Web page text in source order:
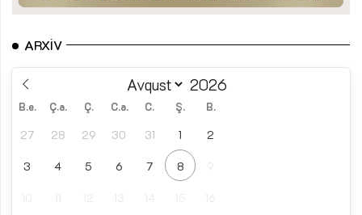
ARXIV
B.e. Ç.a. Ç. C.a. C. Ş. B.
27 28 29 30 31 1 2
3 4 5 6 7 8